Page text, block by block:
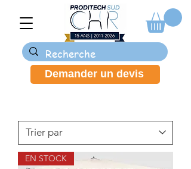
Demander un devis
EN STOCK